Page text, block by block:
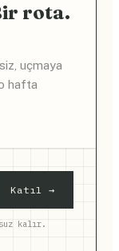
rota.
uçmaya
hafta
Katıl →
kalır.